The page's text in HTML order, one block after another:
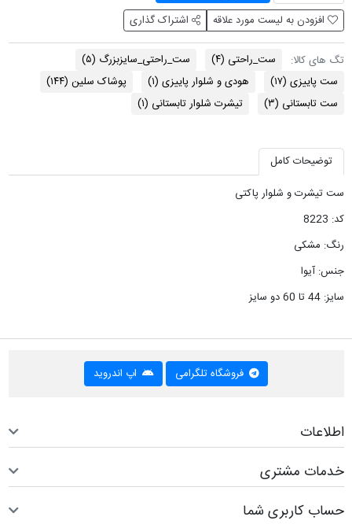
افزودن به لیست مورد علاقه
اشتراک گذاری
تگ های کالا: ست_راحتی (۴) ست_راحتی_سایزبزرگ (۵)
ست پاییزی (۱۷) هودی و شلوار پاییزی (۱) پوشاک سلین (۱۴۴)
ست تابستانی (۳) تیشرت شلوار تابستانی (۱)
توضیحات کامل
ست تیشرت و شلوار پاکتی
کد: 8223
رنگ: مشکی
جنس: آیوا
سایز: 44 تا 60 دو سایز
فروشگاه تلگرامی اپ اندروید
اطلاعات
خدمات مشتری
حساب کاربری شما